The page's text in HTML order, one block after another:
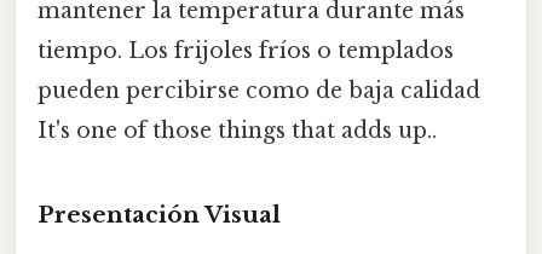
mantener la temperatura durante más
tiempo. Los frijoles fríos o templados
pueden percibirse como de baja calidad
It's one of those things that adds up..
Presentación Visual